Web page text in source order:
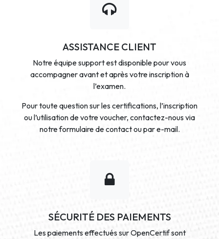
ASSISTANCE CLIENT
Notre équipe support est disponible pour vous
accompagner avant et après votre inscription à
l’examen.
Pour toute question sur les certifications, l’inscription
ou l’utilisation de votre voucher, contactez-nous via
notre formulaire de contact ou par e-mail.
SÉCURITÉ DES PAIEMENTS
Les paiements effectués sur OpenCertif sont